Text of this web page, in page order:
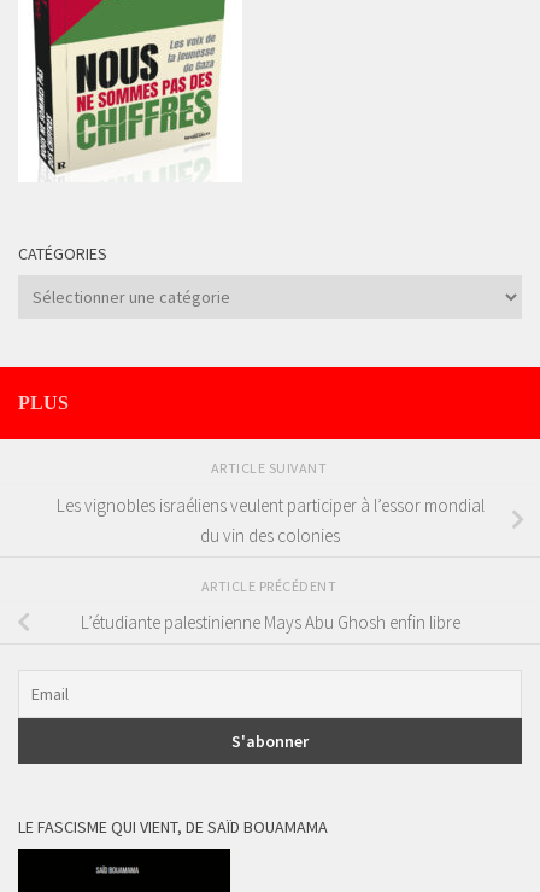
CATÉGORIES
Catégories
PLUS
ARTICLE SUIVANT
Les vignobles israéliens veulent participer à l’essor mondial
du vin des colonies
ARTICLE PRÉCÉDENT
L’étudiante palestinienne Mays Abu Ghosh enfin libre
LE FASCISME QUI VIENT, DE SAÏD BOUAMAMA